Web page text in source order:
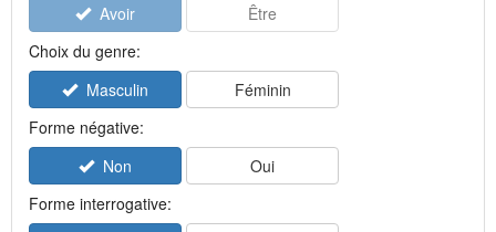
Avoir
Être
Choix du genre:
Masculin
Féminin
Forme négative:
Non
Oui
Forme interrogative: